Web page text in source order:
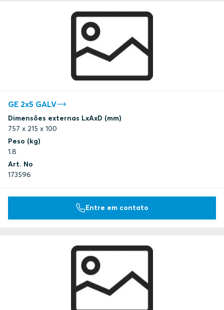
GE 2x5 GALV
Dimensões externas LxAxD (mm)
757 x 215 x 100
Peso (kg)
1.8
Art. No
173596
Entre em contato